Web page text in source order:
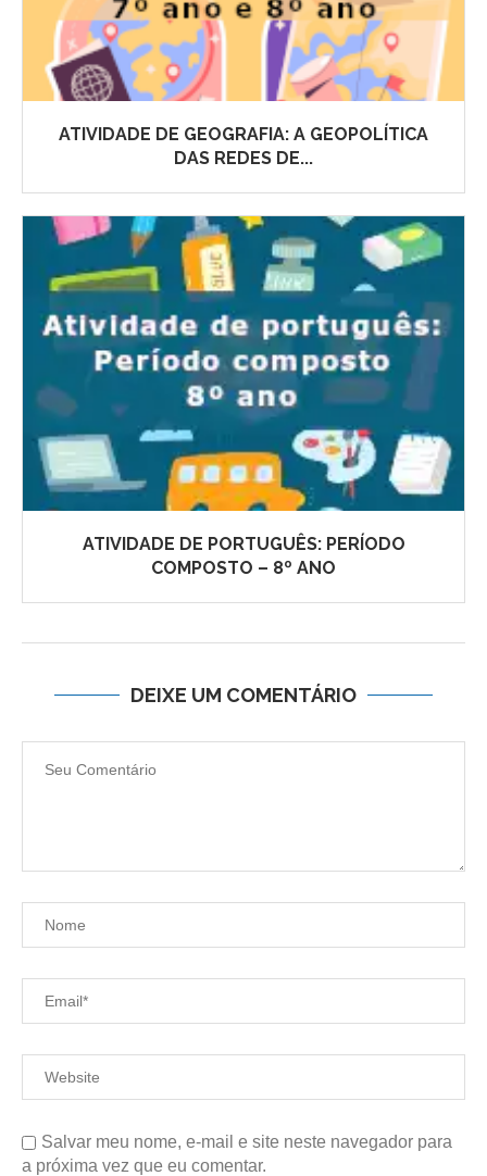
ATIVIDADE DE GEOGRAFIA: A GEOPOLÍTICA
DAS REDES DE...
ATIVIDADE DE PORTUGUÊS: PERÍODO
COMPOSTO – 8º ANO
DEIXE UM COMENTÁRIO
Salvar meu nome, e-mail e site neste navegador para
a próxima vez que eu comentar.